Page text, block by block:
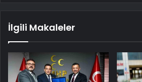
İlgili Makaleler